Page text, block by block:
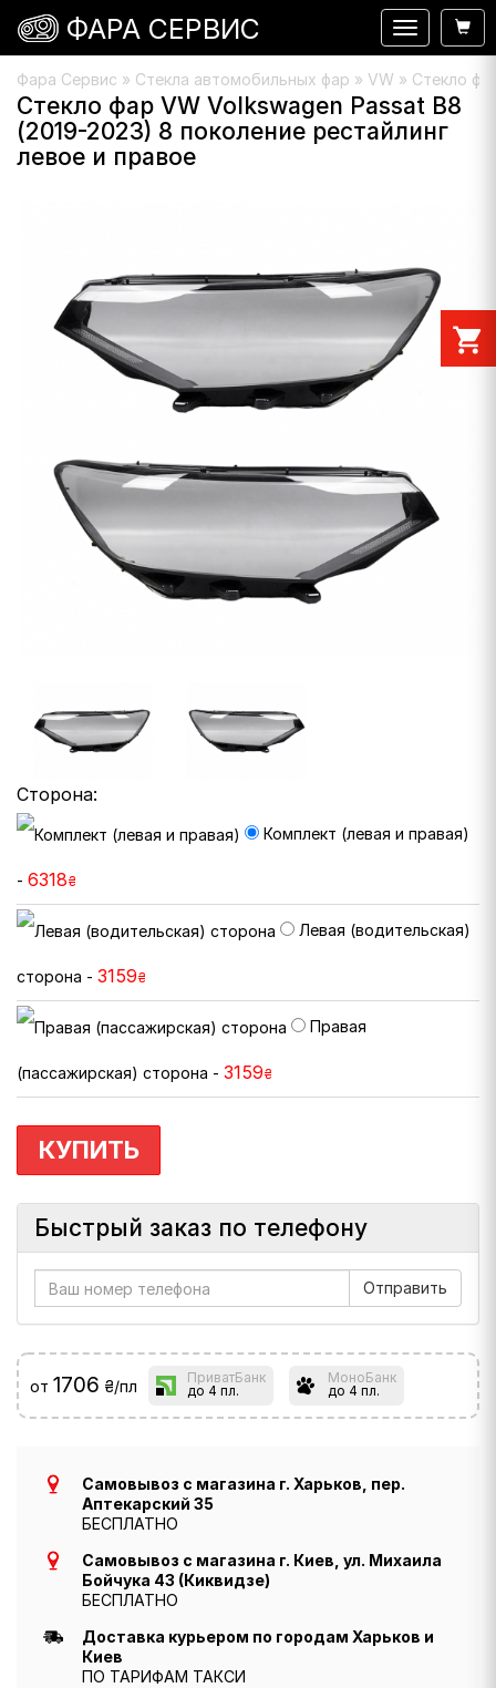
Фара Сервис » Стекла автомобильных фар » VW » Стекло
Стекло фар VW Volkswagen Passat B8
(2019-2023) 8 поколение рестайлинг
левое и правое
Сторона:
Комплект (левая и правая)
- 6318₴
Левая (водительская)
сторона - 3159₴
Правая
(пассажирская) сторона - 3159₴
КУПИТЬ
Быстрый заказ по телефону
от 1706 ₴/пл
ПриватБанк
до 4 пл.
МоноБанк
до 4 пл.
Самовывоз с магазина г. Харьков, пер.
Аптекарский 35
БЕСПЛАТНО
Самовывоз с магазина г. Киев, ул. Михаила
Бойчука 43 (Киквидзе)
БЕСПЛАТНО
Доставка курьером по городам Харьков и
Киев
ПО ТАРИФАМ ТАКСИ
Навигация
ФАРА СЕРВИС
shopping_cart